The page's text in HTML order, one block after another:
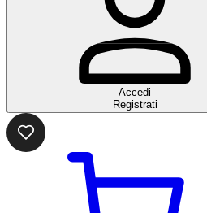
Accedi
Registrati